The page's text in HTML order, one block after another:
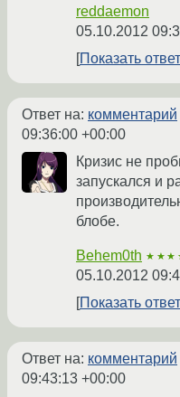
reddaemon
05.10.2012
Показать ответ
Ответ на: комментарий
09:36:00 +00:00
Кризис не
запускался и
блобе.
Behem0th
05.10.2012
Показать ответ
Ответ на: комментарий
09:43:13 +00:00